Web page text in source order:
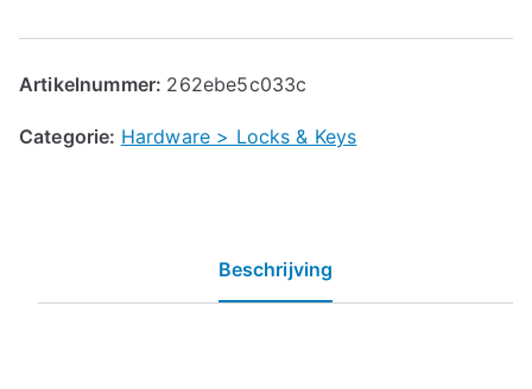
Artikelnummer: 262ebe5c033c
Categorie: Hardware > Locks & Keys
Beschrijving